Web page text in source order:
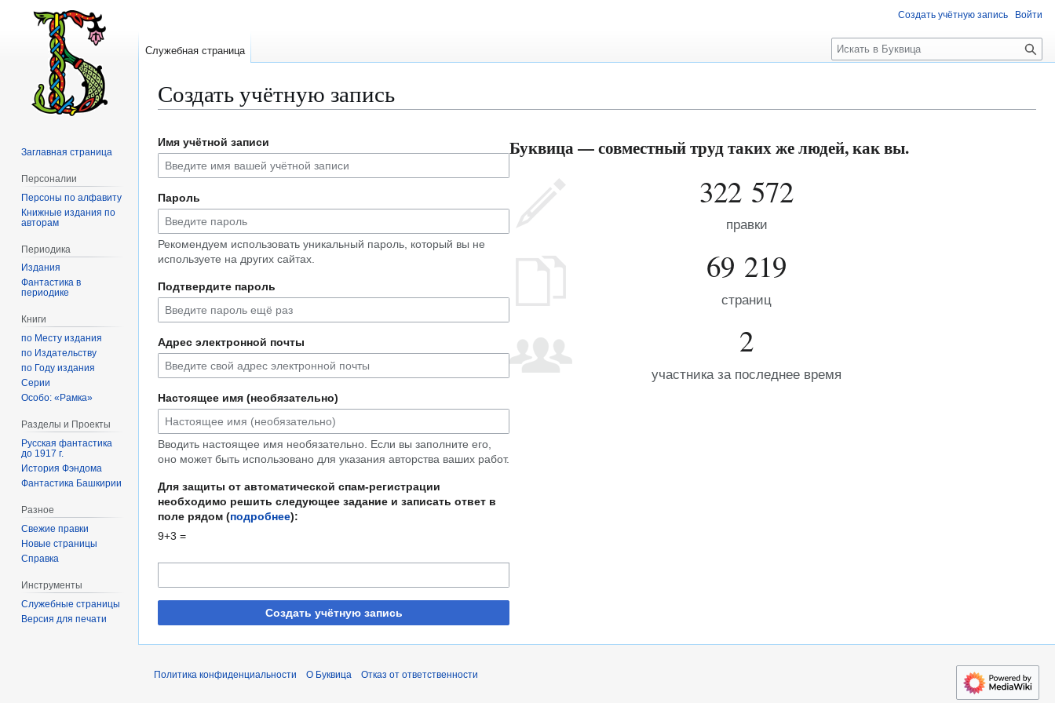
Создать учётную запись
к
навигации
к
поиску
Имя учётной записи
Пароль
Рекомендуем использовать уникальный пароль, который вы не
используете на других сайтах.
Подтвердите пароль
Адрес электронной почты
Настоящее имя (необязательно)
Вводить настоящее имя необязательно. Если вы заполните его,
оно может быть использовано для указания авторства ваших работ.
Для защиты от автоматической спам-регистрации
необходимо решить следующее задание и записать ответ в
поле рядом (подробнее):
9+3 =
Создать учётную запись
Буквица — совместный труд таких же людей, как вы.
322 572
правки
69 219
страниц
2
участника за последнее время
Создать учётную запись Войти
Служебная страница
П
о
к
Заглавная страница
Персоналии
Персоны по алфавиту
Книжные издания по
авторам
Периодика
Издания
Фантастика в
периодике
Книги
по Месту издания
по Издательству
по Году издания
Серии
Особо: «Рамка»
Разделы и Проекты
Русская фантастика
до 1917 г.
История Фэндома
Фантастика Башкирии
Разное
Свежие правки
Новые страницы
Справка
Инструменты
Служебные страницы
Версия для печати
Политика конфиденциальности О Буквица Отказ от ответственности